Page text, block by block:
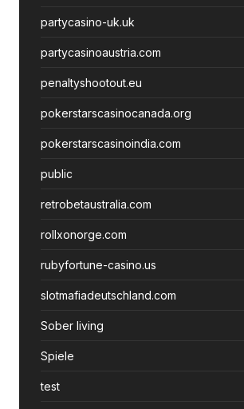
partycasino-uk.uk
partycasinoaustria.com
penaltyshootout.eu
pokerstarscasinocanada.org
pokerstarscasinoindia.com
public
retrobetaustralia.com
rollxonorge.com
rubyfortune-casino.us
slotmafiadeutschland.com
Sober living
Spiele
test